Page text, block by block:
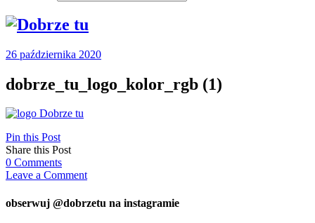
26 października 2020
dobrze_tu_logo_kolor_rgb (1)
Pin this Post
Share this Post
0 Comments
Leave a Comment
obserwuj @dobrzetu na instagramie